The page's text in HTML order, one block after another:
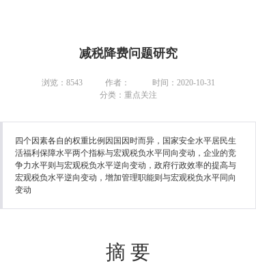
减税降费问题研究
浏览：8543 作者：
时间：2020-10-31
分类：重点关注
四个因素各自的权重比例因国因时而异，国家安全水平居民生
活福利保障水平两个指标与宏观税负水平同向变动，企业的竞
争力水平则与宏观税负水平逆向变动，政府行政效率的提高与
宏观税负水平逆向变动，增加管理职能则与宏观税负水平同向
变动
摘 要